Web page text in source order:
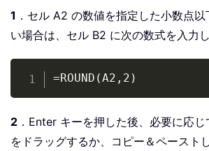
1 ．セル A2 の数値を指定した小数点
い場合は、セル B2 に次の数式を入力し
=ROUND(A2,2)
2 ．Enter キーを押した後、必要に応
をドラッグするか、コピー＆ペースト